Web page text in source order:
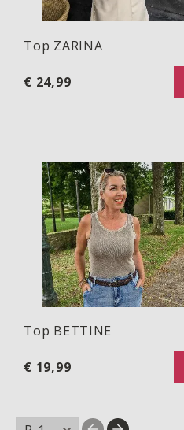
Top ZARINA
€ 24,99
Top BETTINE
€ 19,99